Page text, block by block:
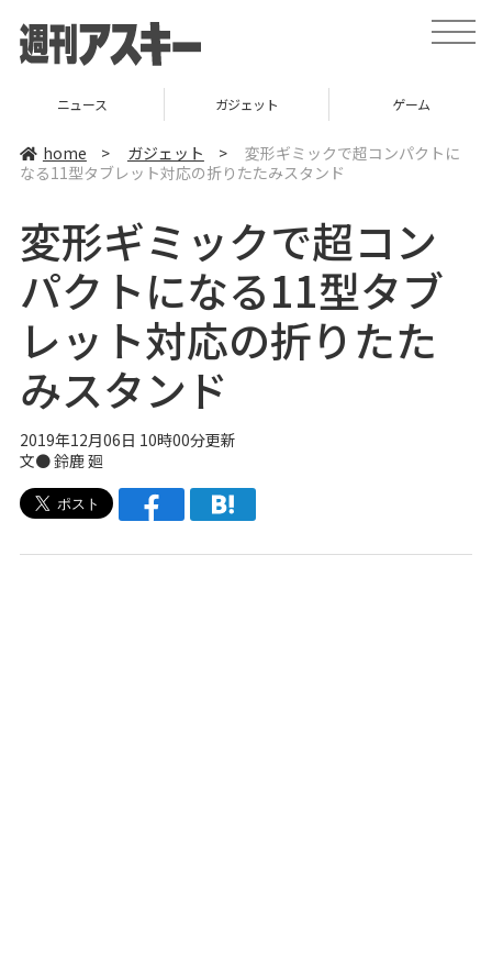
t
o
v
ニュース ガジェット ゲーム
home > ガジェット >
変形ギミックで超コンパクトに
なる11型タブレット対応の折りたたみスタンド
変形ギミックで超コン
パクトになる11型タブ
レット対応の折りたた
みスタンド
2019年12月06日 10時00分更新
文● 鈴鹿 廻